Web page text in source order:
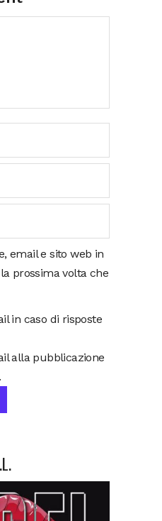
email e sito web in
prossima volta che
in caso di risposte
alla pubblicazione